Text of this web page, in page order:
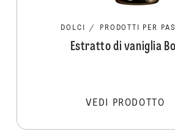
DOLCI / PRODOTTI PER
Estratto di vaniglia
VEDI PRODOTTO